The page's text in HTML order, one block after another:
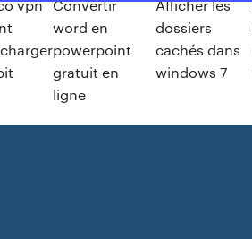
vpn Convertir
word en
powerpoint
gratuit en
ligne
Afficher les
dossiers
cachés dans
windows 7